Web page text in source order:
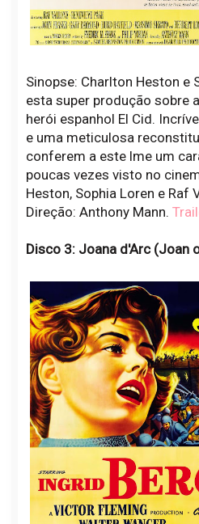
Sinopse: Charlton Heston e
esta super produção sobre
herói espanhol El Cid.
e uma meticulosa
conferem a este lme um
poucas vezes visto no
Heston, Sophia Loren e Raf
Direção: Anthony Mann.
Disco 3: Joana d'Arc (Joan